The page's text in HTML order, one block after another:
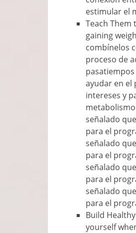
estimular el
Teach Them
gaining
combínelos
proceso de
ayudar en el
intereses y
señalado
para el
señalado
para el
señalado
para el
señalado
para el
Build
yourself